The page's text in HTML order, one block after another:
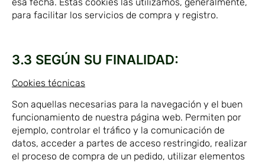
para facilitar los servicios de compra y registro.
3.3 SEGÚN SU FINALIDAD:
Cookies técnicas
Son aquellas necesarias para la navegación y el buen
funcionamiento de nuestra página web. Permiten por
ejemplo, controlar el tráfico y la comunicación de
datos, acceder a partes de acceso restringido, realizar
el proceso de compra de un pedido, utilizar elementos